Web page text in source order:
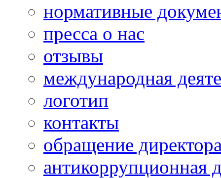
нормативные
пресса о нас
отзывы
международная
логотип
контакты
обращение
антикоррупционная